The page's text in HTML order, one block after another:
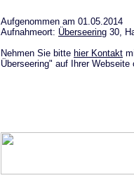
Aufgenommen am 01.05.2014
Aufnahmeort: Überseering 30,
Nehmen Sie bitte hier Kontakt
Überseering" auf Ihrer